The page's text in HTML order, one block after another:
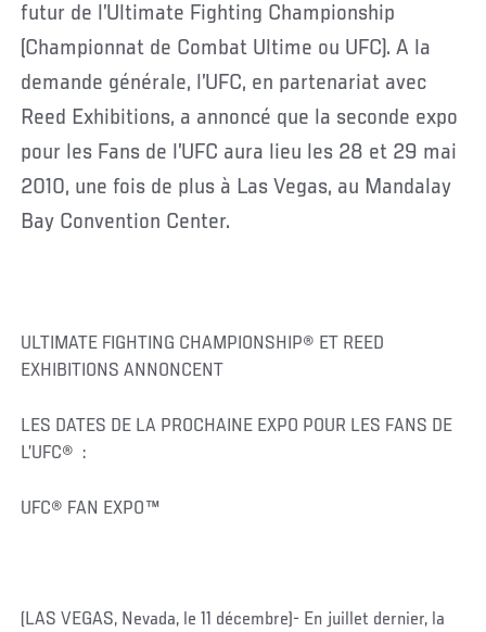
futur de l’Ultimate Fighting Championship
(Championnat de Combat Ultime ou UFC). A la
demande générale, l’UFC, en partenariat avec
Reed Exhibitions, a annoncé que la seconde expo
pour les Fans de l’UFC aura lieu les 28 et 29 mai
2010, une fois de plus à Las Vegas, au Mandalay
Bay Convention Center.
ULTIMATE FIGHTING CHAMPIONSHIP® ET REED
EXHIBITIONS ANNONCENT
LES DATES DE LA PROCHAINE EXPO POUR LES FANS DE
L’UFC® :
UFC® FAN EXPO™
(LAS VEGAS, Nevada, le 11 décembre)- En juillet dernier, la